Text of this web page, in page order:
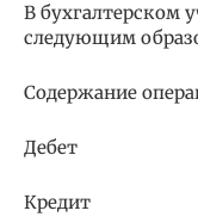
В бухгалтерском
следующим
Содержание
Дебет
Кредит